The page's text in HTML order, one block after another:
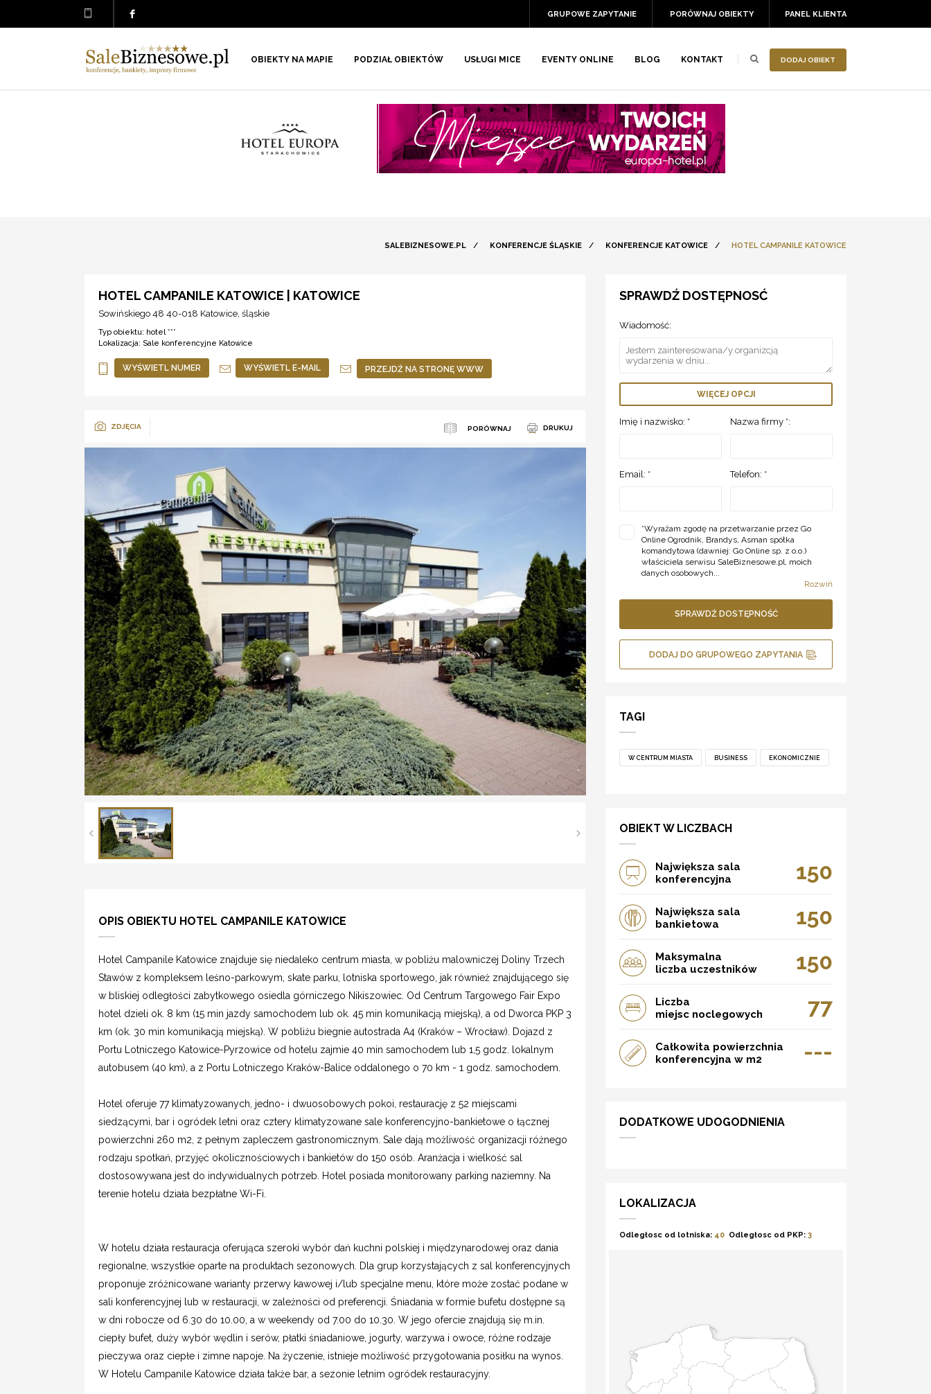
PANEL KLIENTA
PORÓWNAJ OBIEKTY
GRUPOWE ZAPYTANIE
DODAJ OBIEKT
OBIEKTY NA MAPIE PODZIAŁ OBIEKTÓW USŁUGI MICE EVENTY ONLINE BLOG KONTAKT
SALEBIZNESOWE.PL / KONFERENCJE ŚLĄSKIE / KONFERENCJE KATOWICE / HOTEL CAMPANILE KATOWICE
HOTEL CAMPANILE KATOWICE | KATOWICE
Sowińskiego 48 40-018 Katowice, śląskie
Typ obiektu: hotel ***
Lokalizacja: Sale konferencyjne Katowice
WYŚWIETL NUMER WYŚWIETL E-MAIL PRZEJDŹ NA STRONĘ WWW
ZDJĘCIA PORÓWNAJ DRUKUJ
OPIS OBIEKTU HOTEL CAMPANILE KATOWICE
Hotel Campanile Katowice znajduje się niedaleko centrum miasta, w pobliżu malowniczej Doliny Trzech
Stawów z kompleksem leśno-parkowym, skate parku, lotniska sportowego, jak również znajdującego się
w bliskiej odległości zabytkowego osiedla górniczego Nikiszowiec. Od Centrum Targowego Fair Expo
hotel dzieli ok. 8 km (15 min jazdy samochodem lub ok. 45 min komunikacją miejską), a od Dworca PKP 3
km (ok. 30 min komunikacją miejską). W pobliżu biegnie autostrada A4 (Kraków – Wrocław). Dojazd z
Portu Lotniczego Katowice-Pyrzowice od hotelu zajmie 40 min samochodem lub 1,5 godz. lokalnym
autobusem (40 km), a z Portu Lotniczego Kraków-Balice oddalonego o 70 km - 1 godz. samochodem.
Hotel oferuje 77 klimatyzowanych, jedno- i dwuosobowych pokoi, restaurację z 52 miejscami
siedzącymi, bar i ogródek letni oraz cztery klimatyzowane sale konferencyjno-bankietowe o łącznej
powierzchni 260 m2, z pełnym zapleczem gastronomicznym. Sale dają możliwość organizacji różnego
rodzaju spotkań, przyjęć okolicznościowych i bankietów do 150 osób. Aranżacja i wielkość sal
dostosowywana jest do indywidualnych potrzeb. Hotel posiada monitorowany parking naziemny. Na
terenie hotelu działa bezpłatne Wi-Fi.
W hotelu działa restauracja oferująca szeroki wybór dań kuchni polskiej i międzynarodowej oraz dania
regionalne, wszystkie oparte na produktach sezonowych. Dla grup korzystających z sal konferencyjnych
proponuje zróżnicowane warianty przerwy kawowej i/lub specjalne menu, które może zostać podane w
sali konferencyjnej lub w restauracji, w zależności od preferencji. Śniadania w formie bufetu dostępne są
w dni robocze od 6.30 do 10.00, a w weekendy od 7.00 do 10.30. W jego ofercie znajdują się m.in.
ciepły bufet, duży wybór wędlin i serów, płatki śniadaniowe, jogurty, warzywa i owoce, różne rodzaje
pieczywa oraz ciepłe i zimne napoje. Na życzenie, istnieje możliwość przygotowania posiłku na wynos.
W Hotelu Campanile Katowice działa także bar, a sezonie letnim ogródek restauracyjny.
SPRAWDŹ DOSTĘPNOSĆ
Wiadomość:
WIĘCEJ OPCJI
Imię i nazwisko: * Nazwa firmy *:
Email: * Telefon: *
*Wyrażam zgodę na przetwarzanie przez Go
Online Ogrodnik, Brandys, Asman spółka
komandytowa (dawniej: Go Online sp. z o.o.)
właściciela serwisu SaleBiznesowe.pl, moich
danych osobowych...
Rozwiń
SPRAWDŹ DOSTĘPNOŚĆ
DODAJ DO GRUPOWEGO ZAPYTANIA
TAGI
W CENTRUM MIASTA BUSINESS EKONOMICZNIE
OBIEKT W LICZBACH
Największa sala
konferencyjna
150
Największa sala
bankietowa
150
Maksymalna
liczba uczestników
150
Liczba
miejsc noclegowych
77
Całkowita powierzchnia
konferencyjna w m2
---
DODATKOWE UDOGODNIENIA
LOKALIZACJA
Odległosc od lotniska: 40 Odległosc od PKP: 3